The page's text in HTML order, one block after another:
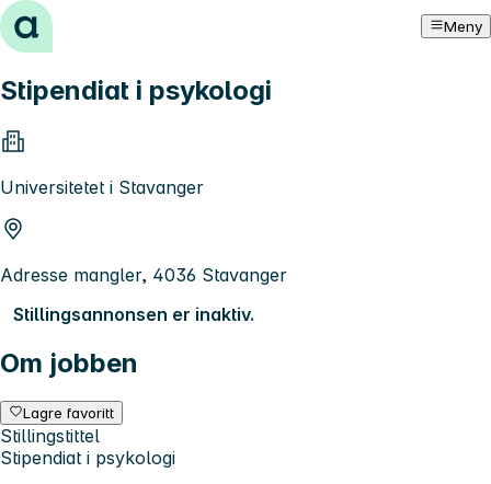
Hopp til innhold Meny
Stipendiat i psykologi
Universitetet i Stavanger
Adresse mangler, 4036 Stavanger
Stillingsannonsen er inaktiv.
Om jobben
Lagre favoritt
Stillingstittel
Stipendiat i psykologi